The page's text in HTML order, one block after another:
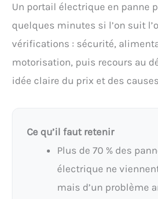
Un portail électrique en panne
quelques minutes si l’on suit
vérifications : sécurité,
motorisation, puis recours au
idée claire du prix et des
Ce qu’il faut retenir
Plus de 70 % des
électrique ne
mais d’un problème